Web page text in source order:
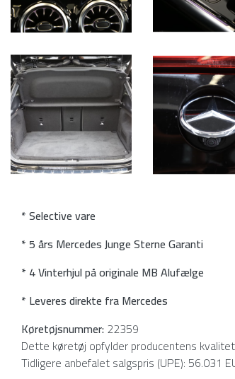
* Selective vare
* 5 års Mercedes Junge Sterne Garanti
* 4 Vinterhjul på originale MB Alufælge
* Leveres direkte fra Mercedes
Køretøjsnummer: 22359
Dette køretøj opfylder producentens
Tidligere anbefalet salgspris (UPE): 56.031